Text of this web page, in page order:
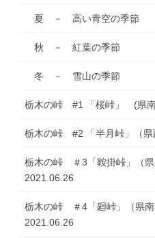
夏 － 高い青空の季節
秋 － 紅葉の季節
冬 － 雪山の季節
栃木の峠 #1 「桜峠」 (県
栃木の峠 #2 「半月峠」（
栃木の峠 ＃3「鞍掛峠」（県
2021.06.26
栃木の峠 ＃4「廻峠」（県
2021.06.26